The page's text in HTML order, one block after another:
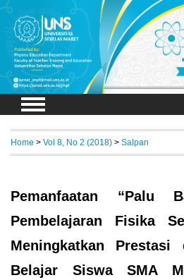
Home > Vol 8, No 2 (2018) > Salpan
Pemanfaatan “Palu
Pembelajaran Fisika
Meningkatkan Prestasi
Belajar Siswa SMA